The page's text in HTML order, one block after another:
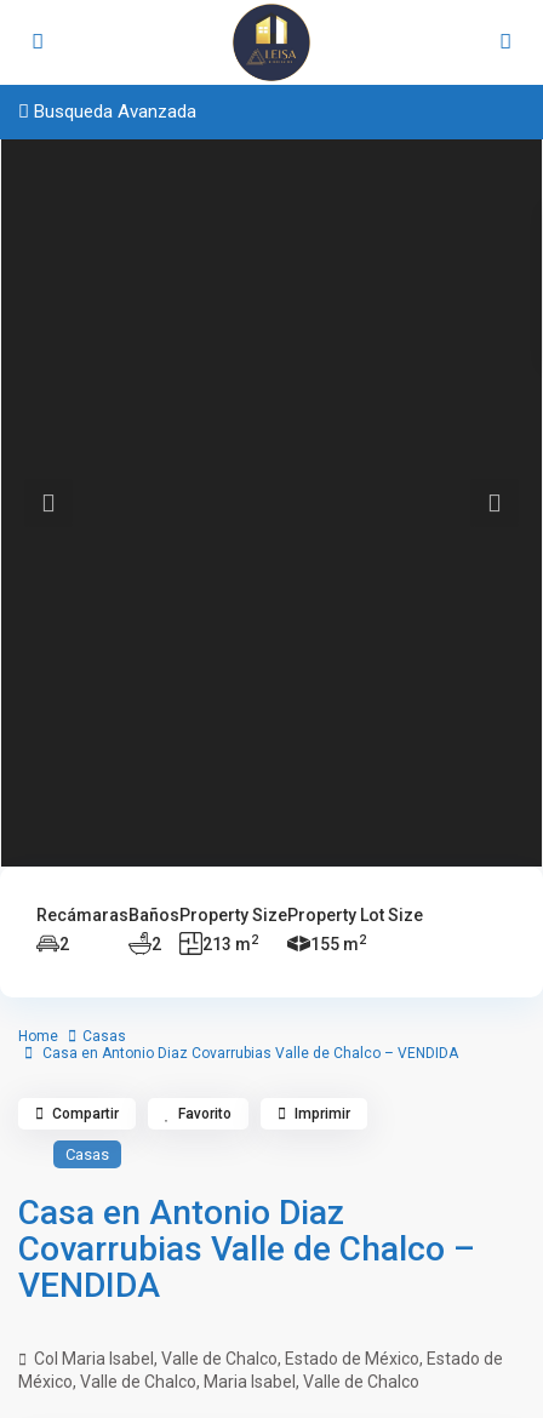
Busqueda Avanzada
Recámaras
2
Baños
2
Property Size
213 m2
Property Lot Size
155 m2
Home
Casas
Casa en Antonio Diaz Covarrubias Valle de Chalco – VENDIDA
Casas
Casa en Antonio Diaz
Covarrubias Valle de Chalco –
VENDIDA
Col Maria Isabel, Valle de Chalco, Estado de México, Estado de
México,Valle de Chalco, Maria Isabel,Valle de Chalco
Compartir Favorito Imprimir